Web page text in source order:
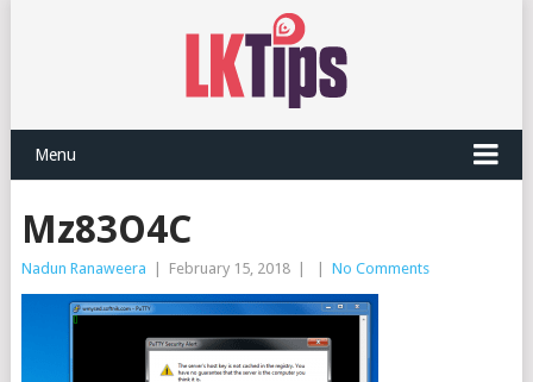
Menu
Mz83O4C
Nadun Ranaweera February 15, 2018 No Comments